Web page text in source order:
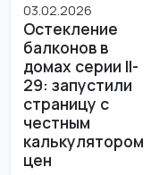
03.02.2026
Остекление
балконов в
домах серии II-
29: запустили
страницу с
честным
калькулятором
цен